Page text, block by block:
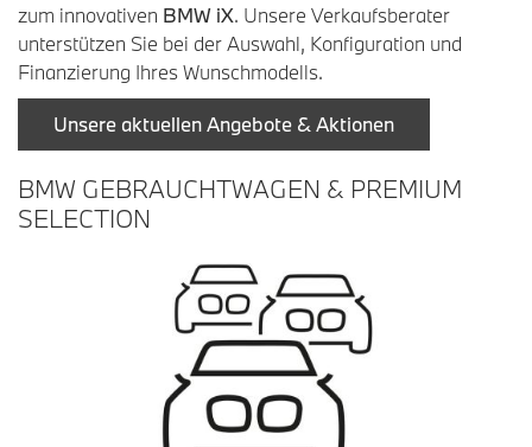
zum innovativen BMW iX. Unsere Verkaufsberater
unterstützen Sie bei der Auswahl, Konfiguration und
Finanzierung Ihres Wunschmodells.
Unsere aktuellen Angebote & Aktionen
BMW GEBRAUCHTWAGEN & PREMIUM
SELECTION